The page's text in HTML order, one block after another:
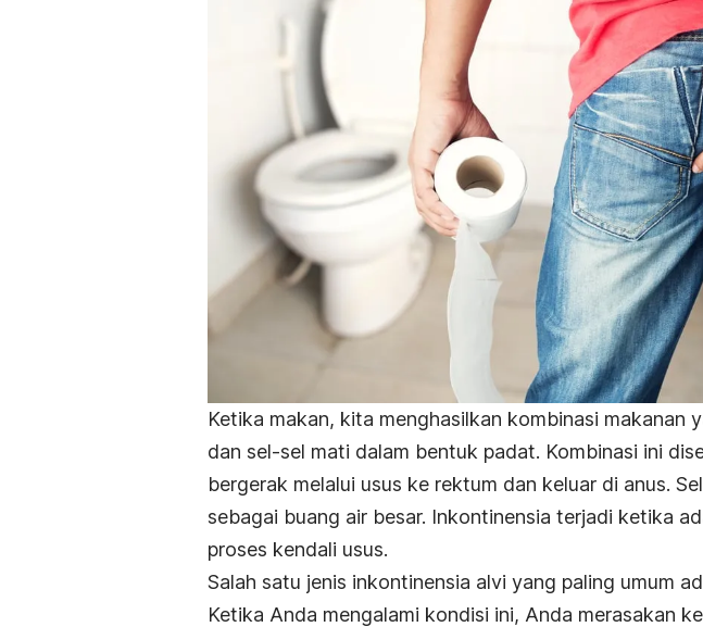
Ketika makan, kita menghasilkan kombinasi makanan
dan sel-sel mati dalam bentuk padat. Kombinasi ini
bergerak melalui usus ke rektum dan keluar di anus.
sebagai buang air besar. Inkontinensia terjadi ketika
proses kendali usus.
Salah satu jenis inkontinensia alvi yang paling umum
Ketika Anda mengalami kondisi ini, Anda merasakan